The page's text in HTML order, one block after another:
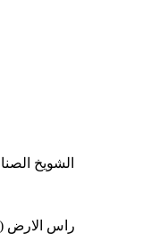
الشويخ
راس الارض